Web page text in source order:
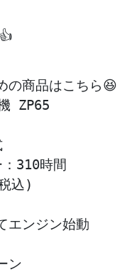
の商品はこちら😆
ZP65
310時間
込)
エンジン始動
ン